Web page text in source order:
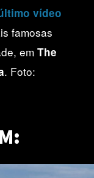
vídeo
famosas
em The
. Foto: